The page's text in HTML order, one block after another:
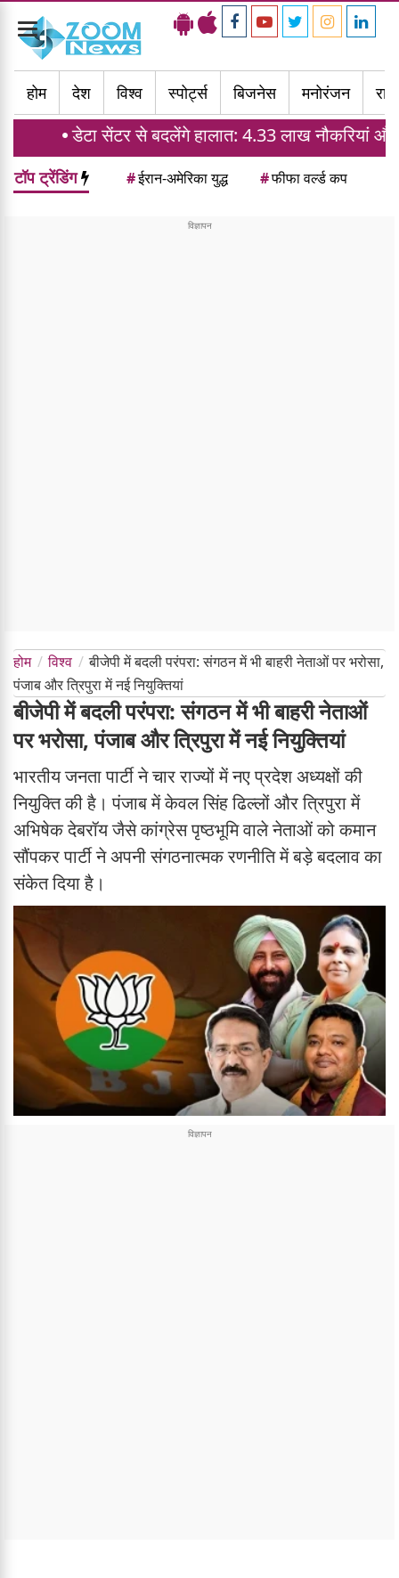
Toggle
navigation
होम
देश विश्व स्पोर्ट्स बिजनेस मनोरंजन
सेंटर से बदलेंगे हालात: 4.33 लाख नौकरियां और घरों की मांग में
टॉप ट्रेंडिंग #ईरान-अमेरिका युद्ध #फीफा वर्ल्ड कप
होम विश्व
बीजेपी में बदली परंपरा: संगठन में भी बाहरी नेताओं पर भरोसा,
पंजाब और त्रिपुरा में नई नियुक्तियां
बीजेपी में बदली परंपरा: संगठन में भी बाहरी नेताओं
पर भरोसा, पंजाब और त्रिपुरा में नई नियुक्तियां
भारतीय जनता पार्टी ने चार राज्यों में नए प्रदेश अध्यक्षों की
नियुक्ति की है। पंजाब में केवल सिंह ढिल्लों और त्रिपुरा में
अभिषेक देबरॉय जैसे कांग्रेस पृष्ठभूमि वाले नेताओं को कमान
सौंपकर पार्टी ने अपनी संगठनात्मक रणनीति में बड़े बदलाव का
संकेत दिया है।